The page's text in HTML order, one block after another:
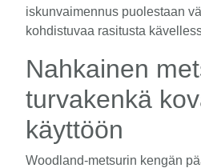
iskunvaimennus puolestaan
kohdistuvaa rasitusta
Nahkainen
turvakenkä
käyttöön
Woodland-metsurin kengän